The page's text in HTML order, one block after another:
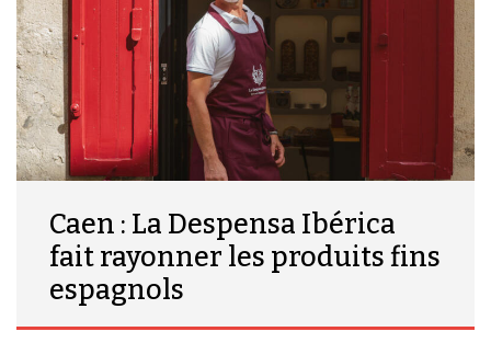
Caen : La Despensa Ibérica
fait rayonner les produits fins
espagnols